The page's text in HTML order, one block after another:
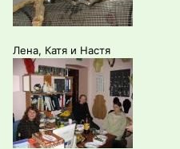
Лена, Катя и Настя